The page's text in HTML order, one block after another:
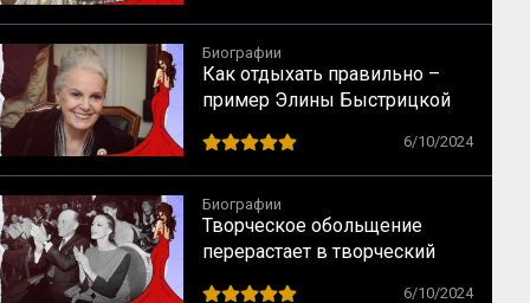
Биографии
Как отдыхать правильно –
пример Элины Быстрицкой
6/10/2024
Биографии
Творческое обольщение
перерастает в творческий
6/10/2024